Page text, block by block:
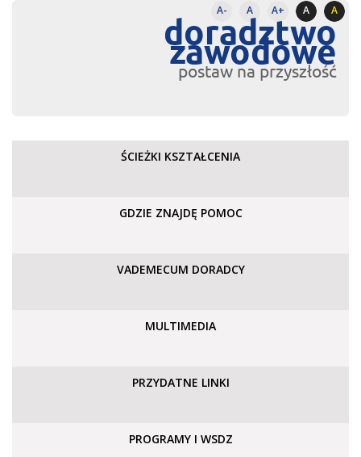
A- A A+ A A
doradztwo
zawodowe
postaw na przyszłość
ŚCIEŻKI KSZTAŁCENIA
GDZIE ZNAJDĘ POMOC
VADEMECUM DORADCY
MULTIMEDIA
PRZYDATNE LINKI
PROGRAMY I WSDZ